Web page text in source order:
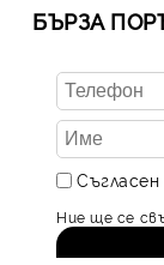
БЪРЗА
Ние ще се